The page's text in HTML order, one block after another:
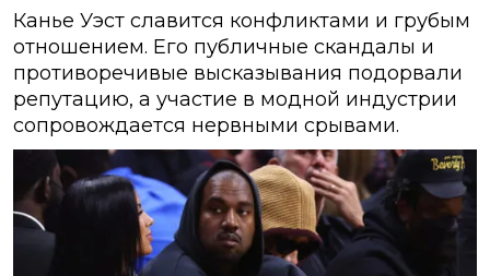
Канье Уэст славится конфликтами и грубым
отношением. Его публичные скандалы и
противоречивые высказывания подорвали
репутацию, а участие в модной индустрии
сопровождается нервными срывами.